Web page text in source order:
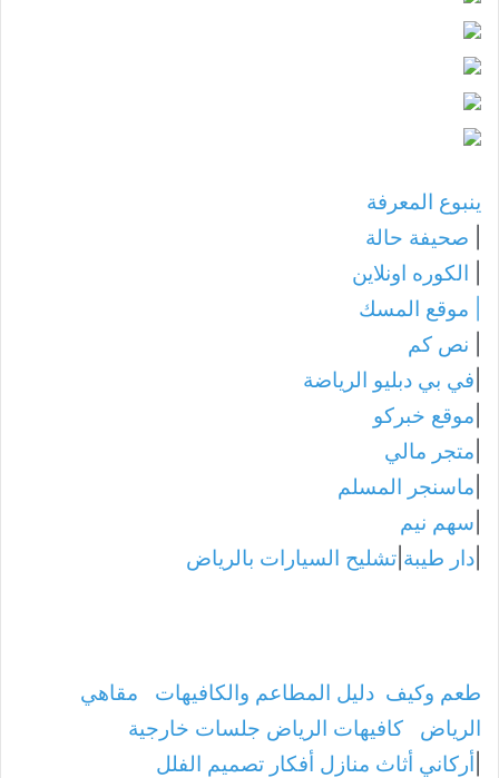
ينبوع المعرفة
صحيفة حالة
الكوره اونلاين
موقع المسك
نص كم
في بي دبليو الرياضة
موقع خبركو
متجر مالي
ماسنجر المسلم
سهم نيم
دار طيبة تشليح السيارات بالرياض
طعم وكيف دليل المطاعم والكافيهات
مقاهي
الرياض
كافيهات الرياض جلسات خارجية
أركاني أثاث منازل أفكار تصميم الفلل